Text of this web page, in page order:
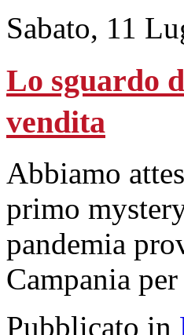
Sabato, 11
Lo sguardo
vendita
Abbiamo
primo
pandemia
Campania
Pubblicato in